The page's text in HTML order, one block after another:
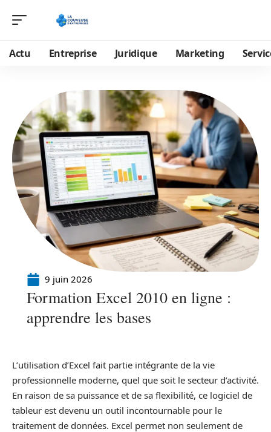
Actu Entreprise Juridique Marketing
9 juin 2026
Formation Excel 2010 en ligne :
apprendre les bases
L’utilisation d’Excel fait partie intégrante de la vie
professionnelle moderne, quel que soit le secteur d’activité.
En raison de sa puissance et de sa flexibilité, ce logiciel de
tableur est devenu un outil incontournable pour le
traitement de données. Excel permet non seulement de